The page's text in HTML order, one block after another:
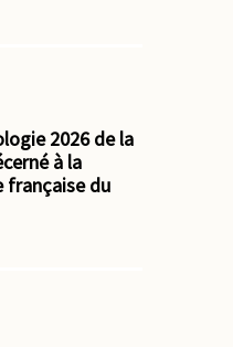
2026 de la
à la
française du